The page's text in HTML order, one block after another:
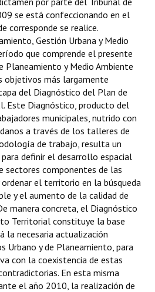
se está confeccionando en el
corresponde se realice.
Gestión Urbana y Medio
que comprende el presente
Planeamiento y Medio Ambiente
objetivos más largamente
del Diagnóstico del Plan de
Este Diagnóstico, producto del
municipales, nutrido con
a través de los talleres de
de trabajo, resulta un
definir el desarrollo espacial
sectores componentes de las
el territorio en la búsqueda
y el aumento de la calidad de
manera concreta, el Diagnóstico
Territorial constituye la base
la necesaria actualización
Urbano y de Planeamiento, para
con la coexistencia de estas
En esta misma
el año 2010, la realización de